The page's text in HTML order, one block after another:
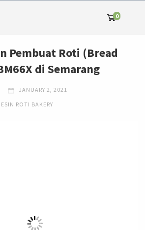
0
Pembuat Roti (Bread
di Semarang
JANUARY 2, 2021
ROTI BAKERY